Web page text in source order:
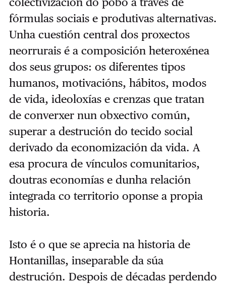
fórmulas sociais e produtivas alternativas.
Unha cuestión central dos proxectos
neorrurais é a composición heteroxénea
dos seus grupos: os diferentes tipos
humanos, motivacións, hábitos, modos
de vida, ideoloxías e crenzas que tratan
de converxer nun obxectivo común,
superar a destrución do tecido social
derivado da economización da vida. A
esa procura de vínculos comunitarios,
doutras economías e dunha relación
integrada co territorio oponse a propia
historia.
Isto é o que se aprecia na historia de
Hontanillas, inseparable da súa
destrución. Despois de décadas perdendo